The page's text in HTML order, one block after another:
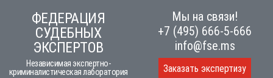
ФЕДЕРАЦИЯ
СУДЕБНЫХ
ЭКСПЕРТОВ
Независимая экспертно-
криминалистическая лаборатория
Мы на связи!
+7 (495) 666-5-666
info@fse.ms
Заказать экспертизу